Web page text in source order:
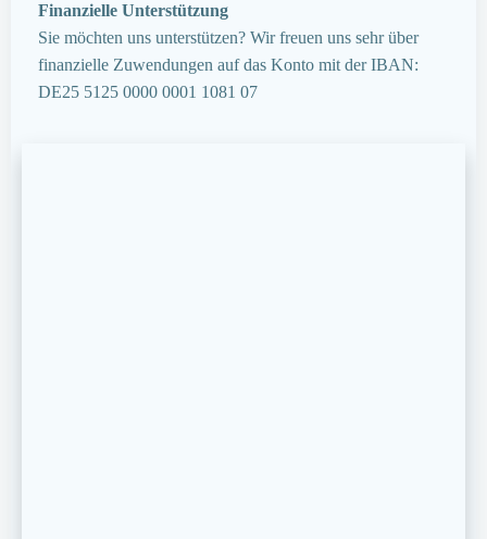
Finanzielle Unterstützung
Sie möchten uns unterstützen? Wir freuen uns sehr über
finanzielle Zuwendungen auf das Konto mit der IBAN:
DE25 5125 0000 0001 1081 07